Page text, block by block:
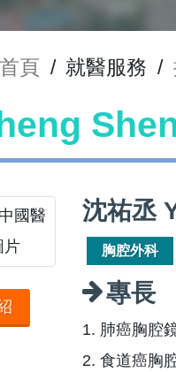
首頁 / 就醫服務 /
沈祐丞
胸腔外科
專長
1. 肺癌胸腔
2. 食道癌胸